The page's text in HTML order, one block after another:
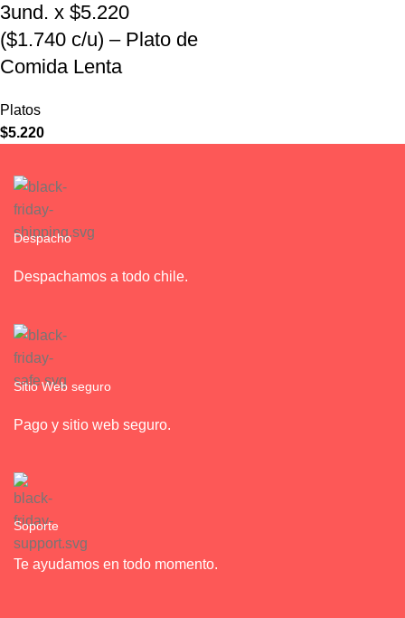
3und. x $5.220
($1.740 c/u) – Plato de
Comida Lenta
Platos
$5.220
Despacho
Despachamos a todo chile.
Sitio Web seguro
Pago y sitio web seguro.
Soporte
Te ayudamos en todo momento.